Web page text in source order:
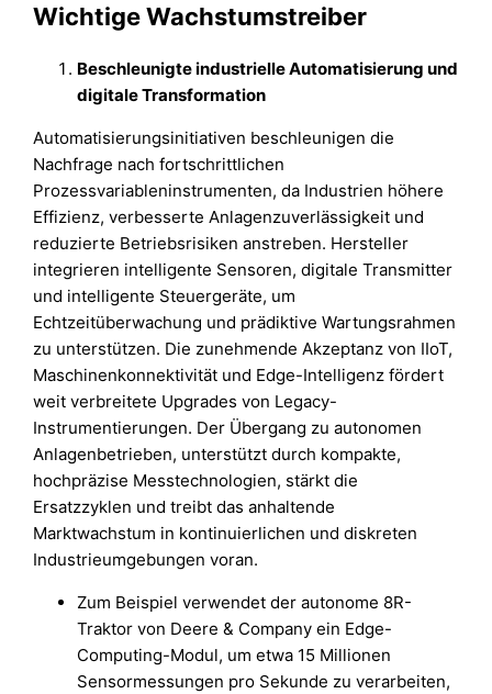
Wichtige Wachstumstreiber
Beschleunigte industrielle Automatisierung und
digitale Transformation
Automatisierungsinitiativen beschleunigen die
Nachfrage nach fortschrittlichen
Prozessvariableninstrumenten, da Industrien höhere
Effizienz, verbesserte Anlagenzuverlässigkeit und
reduzierte Betriebsrisiken anstreben. Hersteller
integrieren intelligente Sensoren, digitale Transmitter
und intelligente Steuergeräte, um
Echtzeitüberwachung und prädiktive Wartungsrahmen
zu unterstützen. Die zunehmende Akzeptanz von IIoT,
Maschinenkonnektivität und Edge-Intelligenz fördert
weit verbreitete Upgrades von Legacy-
Instrumentierungen. Der Übergang zu autonomen
Anlagenbetrieben, unterstützt durch kompakte,
hochpräzise Messtechnologien, stärkt die
Ersatzzyklen und treibt das anhaltende
Marktwachstum in kontinuierlichen und diskreten
Industrieumgebungen voran.
Zum Beispiel verwendet der autonome 8R-
Traktor von Deere & Company ein Edge-
Computing-Modul, um etwa 15 Millionen
Sensormessungen pro Sekunde zu verarbeiten,